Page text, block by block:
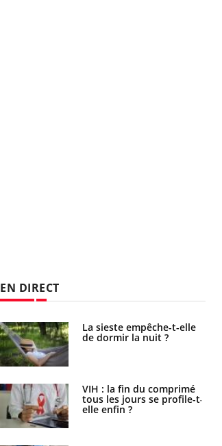
EN DIRECT
Fortes chaleurs :
pourquoi le risque de
Le Viagra pourrait-il
freiner la propagation du
cancer ?